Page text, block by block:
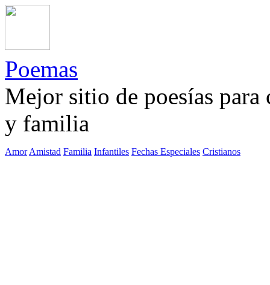
Poemas
Mejor sitio de poesías
y familia
Amor Amistad Familia Infantiles Fechas Especiales Cristianos